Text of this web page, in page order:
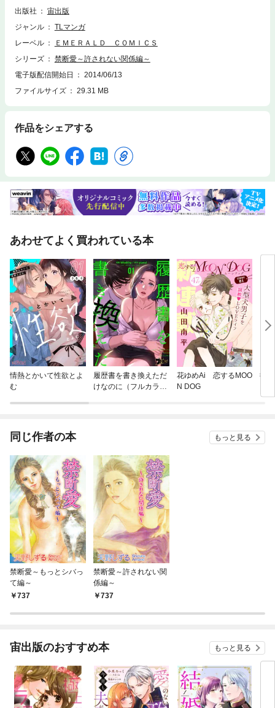
出版社
宙出版
ジャンル
TLマンガ
レーベル
ＥＭＥＲＡＬＤ ＣＯＭＩＣＳ
シリーズ
禁断愛～許されない関係編～
電子版配信開始日
2014/06/13
ファイルサイズ
29.31 MB
作品をシェアする
あわせてよく買われている本
情熱とかいて性欲とよ
む
履歴書を書き換えただ
けなのに（フルカラ
花ゆめAi 恋するMOO
N DOG
御
同じ作者の本 もっと見る
禁断愛～もっとシバっ
て編～
737
禁断愛～許されない関
係編～
737
宙出版のおすすめ本 もっと見る